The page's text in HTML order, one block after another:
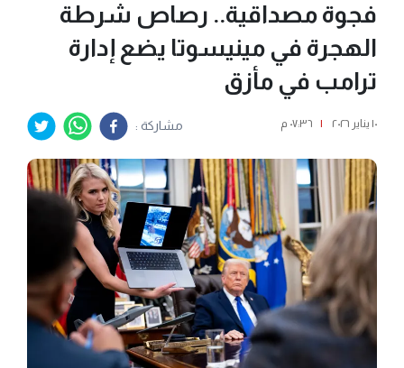
فجوة مصداقية.. رصاص شرطة
الهجرة في مينيسوتا يضع إدارة
ترامب في مأزق
١٠ يناير ٢٠٢٦ | ٠٧:٣٦ م مشاركة :